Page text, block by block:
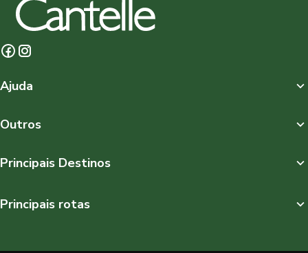
Ajuda
Outros
Principais Destinos
Principais rotas